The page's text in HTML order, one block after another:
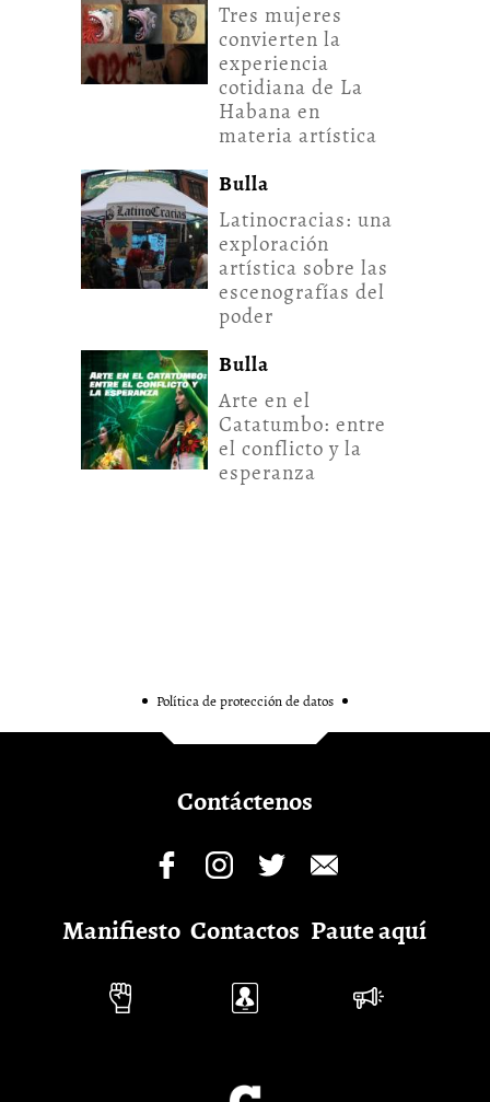
Tres mujeres
convierten la
experiencia
cotidiana de La
Habana en
materia artística
Bulla
Latinocracias: una
exploración
artística sobre las
escenografías del
poder
Bulla
Arte en el
Catatumbo: entre
el conflicto y la
esperanza
Política de protección de datos
Contáctenos
Manifiesto Contactos Paute aquí